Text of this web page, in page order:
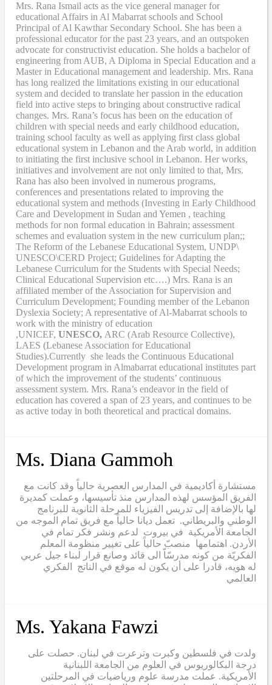
Mrs. Rana Ismail acts as the vice general manager for
educational Affairs in Al Mabarrat schools and School
Principal of Al Kawthar Secondary School. She has been a
professional educator for the past 23 years, and an outspoken
advocate for constructivist education. She holds a bachelor of
engineering from AUB, A Diploma in Special Education and a
Master in Educational management and leadership. Mrs. Rana
has long realized the limitations existing in our educational
system and decided to translate her passion in the education
field into active steps to bringing about constructive radical
changes. Mrs. Rana’s focus has been on the education of
children with special needs and early childhood education,
training school faculty as well as applying first class global
educational system in Lebanon and the Arab world, in addition
to initiating the first inclusive school in Lebanon. Her works,
initiatives and involvement are not only limited to that, Mrs.
Rana has also been involved in numerous programs,
conferences and presentations related to improving the
educational system and methods (Investing in Early Childhood
Care and Development in Sudan and Yemen , teaching
methods for non formal education in Bahrain; assessment
schemes and evaluation system in the new curriculum plan;;
The Reform of the Lebanese Educational System, UNDP\
UNESCO\CERD Project; Guidelines for Adapting the
Lebanese Curriculum for the Students with Special Needs;
Clinical Educational Supervision etc….) Mrs. Rana is an
affiliated member of the Association for Supervision and
Curriculum Development; Founding member of the Lebanon
Dyslexia Society; A representative of Al-Mabarrat schools to
work with the ministry of education
,UNICEF, UNESCO, ARC (Arab Resource Collective),
LAES (Lebanese Association for Educational
Studies).Currently she leads the Continuous Educational
Development program in Almabarrat educational institutes part
of which the improvement of the students’ continuous
assessment system. Mrs. Rana’s endeavor in the field of
education has covered a span of 23 years, and continues to be
as active today in both theoretical and practical domains.
Ms. Diana Gammoh
مستشارة أكاديمية في المدارس العصرية حالياً وقد كانت مع
الفريق المؤسس لهذه المدارس منذ تأسيسها، وعملت كمديرة
لها بالإضافة إلى تدريس الفيزياء للمرحلة الثانوية للبرنامج
الوطني والبريطاني. تعمل ديانا حالياً مع فريق تمام الموجه من
الجامعة الأمريكية في بيروت لدعم ونشر فكر تمام في
الأردن. اهتمامها منصبّ حالياً على تغيير منظومة المعلم
الفكريّة من كونه مدرسّاّ الى قائد وصانع قرار لبناء جيل عربي
له هويه، قادرا على أن يكون له موقع في الناتج الفكري
العالمي
Ms. Yakana Fawzi
ولدت في فلسطين وكبرت وترعرت في لبنان. حصلت على
درجة البكالوريوس في العلوم من الجامعة اللبنانية
الأمريكية. عملت مدرسة علوم ورياضيات في المرحلتين